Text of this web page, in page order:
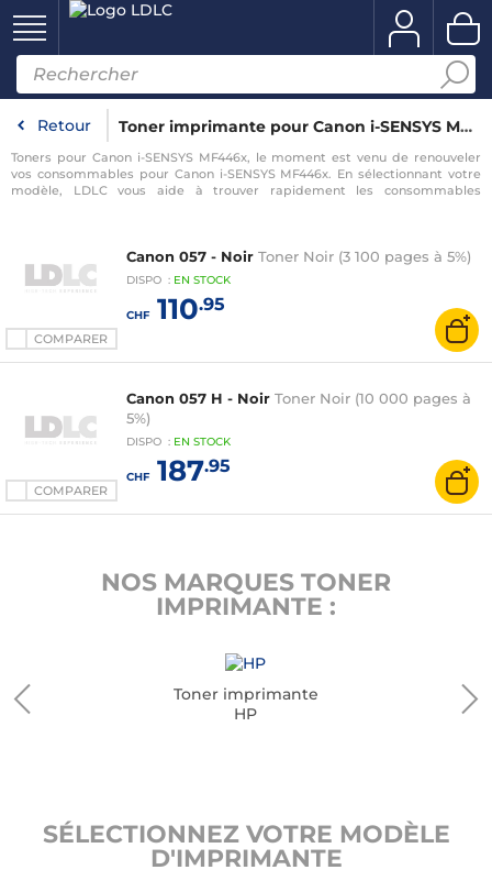
Retour Toner imprimante pour Canon i-SENSYS MF446x
Toners pour Canon i-SENSYS MF446x, le moment est venu de renouveler
vos consommables pour Canon i-SENSYS MF446x. En sélectionnant votre
modèle, LDLC vous aide à trouver rapidement les consommables
COMPARER
Canon 057 - Noir Toner Noir (3 100 pages à 5%)
DISPO : EN STOCK
CHF110.95
COMPARER
Canon 057 H - Noir Toner Noir (10 000 pages à
5%)
DISPO : EN STOCK
CHF187.95
NOS MARQUES TONER
IMPRIMANTE :
Toner imprimante
HP
SÉLECTIONNEZ VOTRE MODÈLE
D'IMPRIMANTE